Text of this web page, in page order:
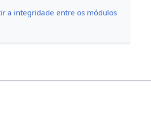
a integridade entre os módulos